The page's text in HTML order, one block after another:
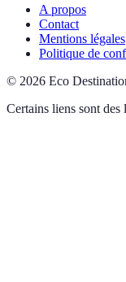
A propos
Contact
Mentions légales
Politique de
© 2026 Eco
Certains liens sont des